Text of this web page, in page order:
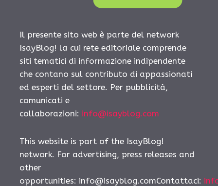
Il presente sito web è parte del network
IsayBlog! la cui rete editoriale comprende
siti tematici di informazione indipendente
che contano sul contributo di appassionati
ed esperti del settore. Per pubblicità,
comunicati e
collaborazioni: info@isayblog.com
This website is part of the IsayBlog!
network. For advertising, press releases and
other
opportunities: info@isayblog.comContattaci: